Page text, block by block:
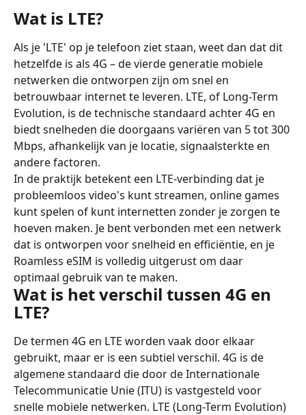
Wat is LTE?
Als je 'LTE' op je telefoon ziet staan, weet dan dat dit
hetzelfde is als 4G – de vierde generatie mobiele
netwerken die ontworpen zijn om snel en
betrouwbaar internet te leveren. LTE, of Long-Term
Evolution, is de technische standaard achter 4G en
biedt snelheden die doorgaans variëren van 5 tot 300
Mbps, afhankelijk van je locatie, signaalsterkte en
andere factoren.
In de praktijk betekent een LTE-verbinding dat je
probleemloos video's kunt streamen, online games
kunt spelen of kunt internetten zonder je zorgen te
hoeven maken. Je bent verbonden met een netwerk
dat is ontworpen voor snelheid en efficiëntie, en je
Roamless eSIM is volledig uitgerust om daar
optimaal gebruik van te maken.
Wat is het verschil tussen 4G en
LTE?
De termen 4G en LTE worden vaak door elkaar
gebruikt, maar er is een subtiel verschil. 4G is de
algemene standaard die door de Internationale
Telecommunicatie Unie (ITU) is vastgesteld voor
snelle mobiele netwerken. LTE (Long-Term Evolution)